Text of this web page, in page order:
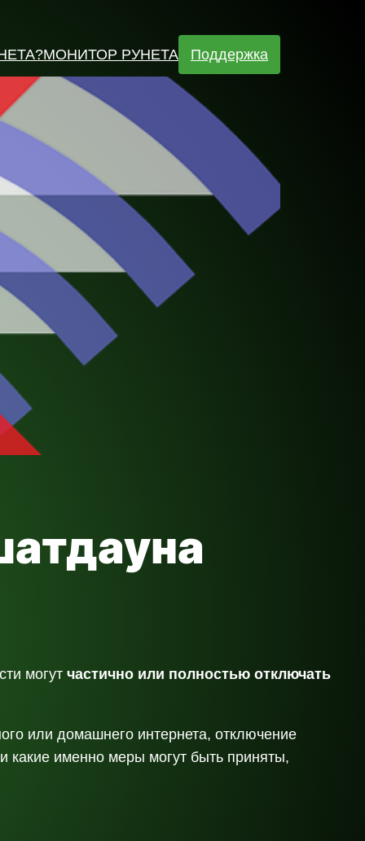
?МОНИТОР РУНЕТА Поддержка
могут частично или полностью отключать
или домашнего интернета, отключение
какие именно меры могут быть приняты,